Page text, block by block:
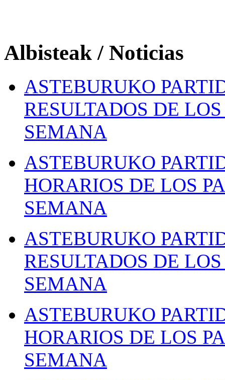
Albisteak / Noticias
ASTEBURUKO
RESULTADOS DE
SEMANA
ASTEBURUKO
HORARIOS DE LOS
SEMANA
ASTEBURUKO
RESULTADOS DE
SEMANA
ASTEBURUKO
HORARIOS DE LOS
SEMANA